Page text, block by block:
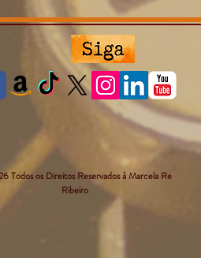
Todos os Direitos Reservados à Marcela Re
Ribeiro